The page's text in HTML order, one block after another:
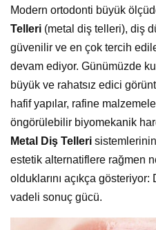
Modern ortodonti büyük
Telleri (metal diş telleri), diş
güvenilir ve en çok tercih
devam ediyor. Günümüzde
büyük ve rahatsız edici
hafif yapılar, rafine
öngörülebilir biyomekanik
Metal Diş Telleri
estetik alternatiflere rağmen
olduklarını açıkça gösteriyor:
vadeli sonuç gücü.